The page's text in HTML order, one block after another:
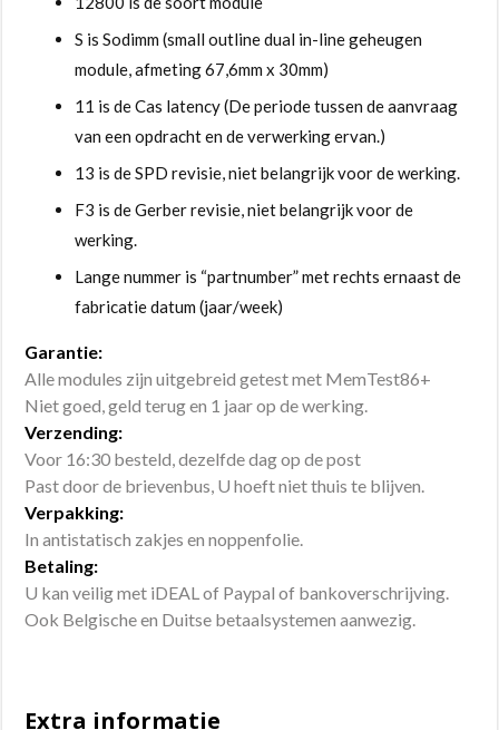
S is Sodimm (small outline dual in-line geheugen
module, afmeting 67,6mm x 30mm)
11 is de Cas latency (De periode tussen de aanvraag
van een opdracht en de verwerking ervan.)
13 is de SPD revisie, niet belangrijk voor de werking.
F3 is de Gerber revisie, niet belangrijk voor de
werking.
Lange nummer is “partnumber” met rechts ernaast de
fabricatie datum (jaar/week)
Garantie:
Alle modules zijn uitgebreid getest met MemTest86+
Niet goed, geld terug en 1 jaar op de werking.
Verzending:
Voor 16:30 besteld, dezelfde dag op de post
Past door de brievenbus, U hoeft niet thuis te blijven.
Verpakking:
In antistatisch zakjes en noppenfolie.
Betaling:
U kan veilig met iDEAL of Paypal of bankoverschrijving.
Ook Belgische en Duitse betaalsystemen aanwezig.
Extra informatie